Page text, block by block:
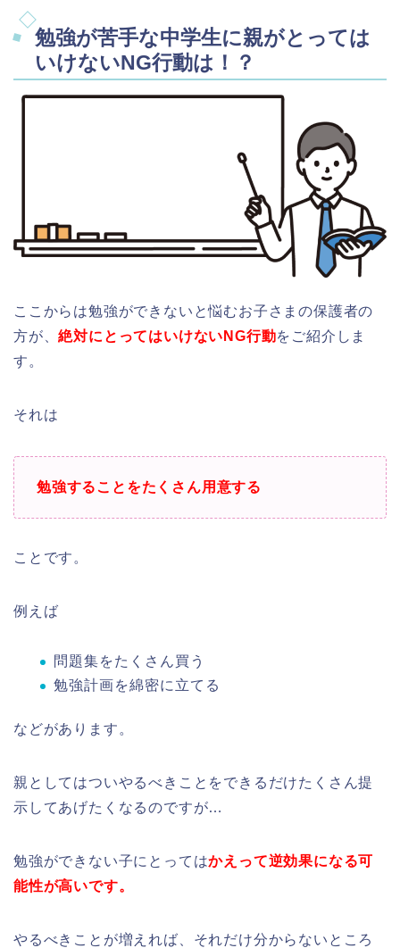
勉強が苦手な中学生に親がとっては
いけないNG行動は！？
ここからは勉強ができないと悩むお子さまの保護者の
方が、絶対にとってはいけないNG行動をご紹介しま
す。
それは
勉強することをたくさん用意する
ことです。
例えば
問題集をたくさん買う
勉強計画を綿密に立てる
などがあります。
親としてはついやるべきことをできるだけたくさん提
示してあげたくなるのですが…
勉強ができない子にとってはかえって逆効果になる可
能性が高いです。
やるべきことが増えれば、それだけ分からないところ